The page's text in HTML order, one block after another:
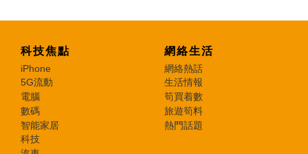
科技焦點
iPhone
5G流動
電腦
數碼
智能家居
科技
網絡生活
網絡熱話
生活情報
筍買着數
旅遊筍料
熱門話題